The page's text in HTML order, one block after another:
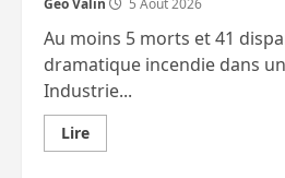
Geo Valin 5 Août 2026
Au moins 5 morts et 41
dramatique incendie dans
Industrie...
LireEn
savoir